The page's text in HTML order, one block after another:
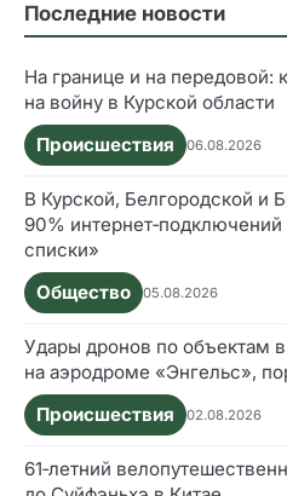
Последние новости
На границе и на передовой:
на войну в Курской области
Происшествия
06.08.2026
В Курской, Белгородской и
90%
списки»
Общество
05.08.2026
Удары дронов по объектам
на аэродроме «Энгельс»,
Происшествия
02.08.2026
61‑летний